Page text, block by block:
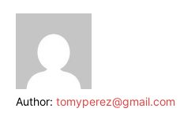
Author: tomyperez@gmail.com